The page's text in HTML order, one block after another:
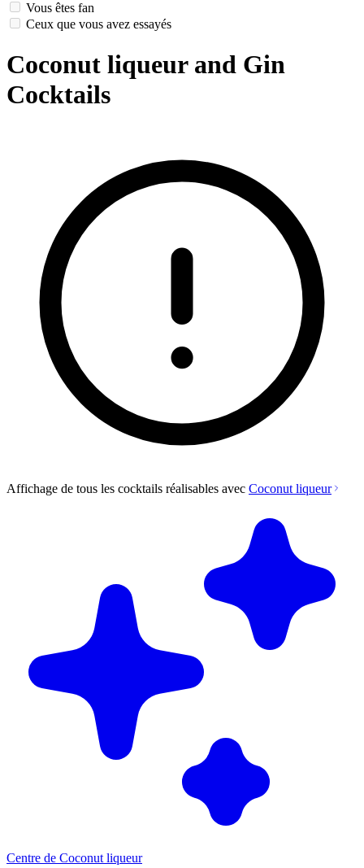
Vous êtes fan
Ceux que vous avez essayés
Coconut liqueur and Gin
Cocktails
Affichage de tous les cocktails réalisables avec Coconut liqueur
Centre de Coconut liqueur